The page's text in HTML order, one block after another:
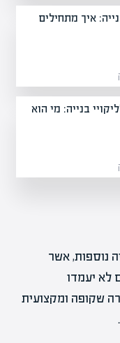
איך מתחילים
בנייה: מי הוא
נוספות, אשר
לא יעמדו
שקופה ומקצועית